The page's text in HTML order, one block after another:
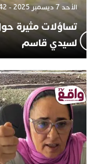
الأحد 7 ديسمبر 2025 - 21:42
تساؤلات مثيرة حول
لسيدي قاسم